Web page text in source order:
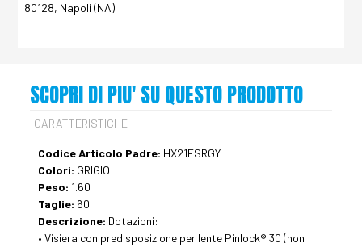
80128, Napoli (NA)
SCOPRI DI PIU' SU QUESTO PRODOTTO
CARATTERISTICHE
Codice Articolo Padre: HX21FSRGY
Colori: GRIGIO
Peso: 1.60
Taglie: 60
Descrizione: Dotazioni:
• Visiera con predisposizione per lente Pinlock® 30 (non